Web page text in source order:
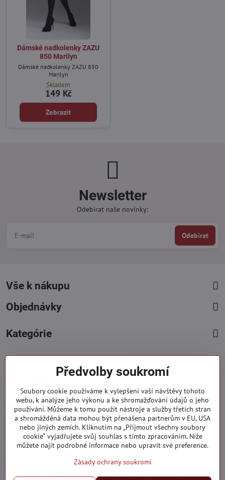
Dámské nadkolenky ZAZU
850 Marilyn
Dámské nadkolenky ZAZU 850
Marilyn
Skladem
149 Kč
Zobrazit
Newsletter
Odebírat naše novinky:
Odebírat
Vše k nákupu
Objednávky
Kategórie
+421 919 060 751
Pondělí - Pátek : 09:00 - 15:00 hod.
info​@everlady​.eu
Non stop ( 24/7 )
Předvolby soukromí
Soubory cookie používáme k vylepšení vaší návštěvy tohoto
webu, k analýze jeho výkonu a ke shromažďování údajů o jeho
používání. Můžeme k tomu použít nástroje a služby třetích stran
a shromážděná data mohou být přenášena partnerům v EU, USA
nebo jiných zemích. Kliknutím na „Přijmout všechny soubory
cookie“ vyjadřujete svůj souhlas s tímto zpracováním. Níže
můžete najít podrobné informace nebo upravit své preference.
Zásady ochrany soukromí